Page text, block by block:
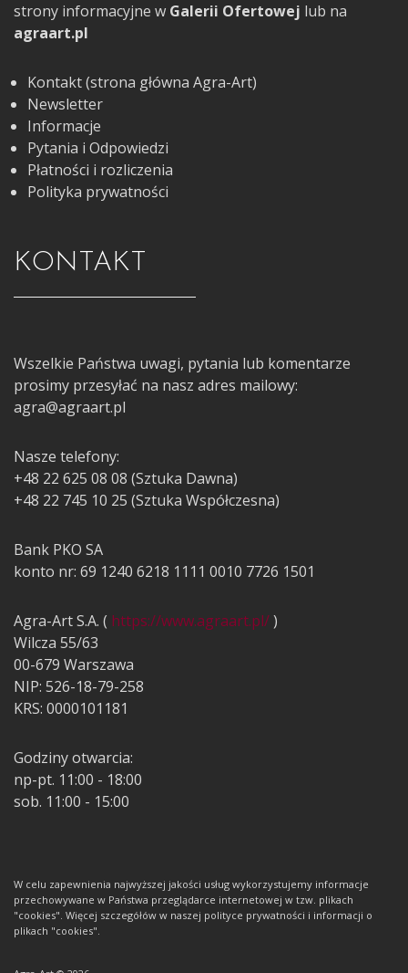
strony informacyjne w Galerii Ofertowej lub na
agraart.pl
Kontakt (strona główna Agra-Art)
Newsletter
Informacje
Pytania i Odpowiedzi
Płatności i rozliczenia
Polityka prywatności
KONTAKT
Wszelkie Państwa uwagi, pytania lub komentarze
prosimy przesyłać na nasz adres mailowy:
agra@agraart.pl
Nasze telefony:
+48 22 625 08 08 (Sztuka Dawna)
+48 22 745 10 25 (Sztuka Współczesna)
Bank PKO SA
konto nr: 69 1240 6218 1111 0010 7726 1501
Agra-Art S.A. ( https://www.agraart.pl/)
Wilcza 55/63
00-679 Warszawa
NIP: 526-18-79-258
KRS: 0000101181
Godziny otwarcia:
np-pt. 11:00 - 18:00
sob. 11:00 - 15:00
W celu zapewnienia najwyższej jakości usług wykorzystujemy informacje
przechowywane w Państwa przeglądarce internetowej w tzw. plikach
"cookies". Więcej szczegółów w naszej polityce prywatności i informacji o
plikach "cookies".